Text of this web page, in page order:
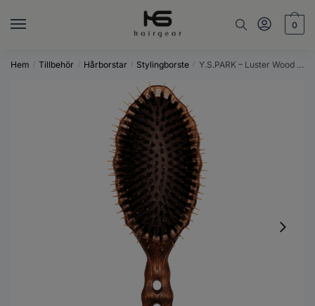
0
Hem / Tillbehör / Hårborstar / Stylingborste / Y.S.PARK – Luster Wood Styler – 651 – Trä + brun